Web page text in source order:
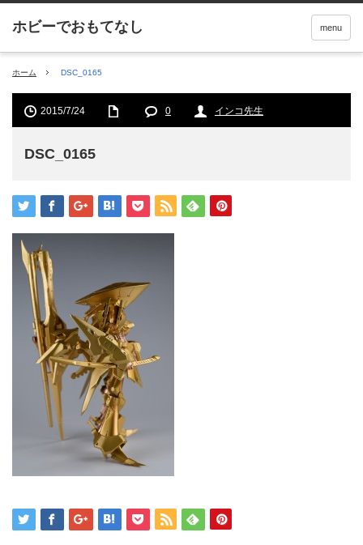
menu
ホーム DSC_0165
2015/7/24 0 インコ先生
DSC_0165